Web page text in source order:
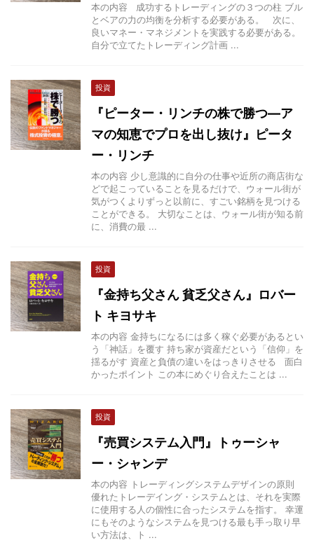
本の内容 成功するトレーディングの３つの柱 ブル
とベアの力の均衡を分析する必要がある。 次に、
良いマネー・マネジメントを実践する必要がある。
自分で立てたトレーディング計画 ...
投資
『ピーター・リンチの株で勝つ―ア
マの知恵でプロを出し抜け』ピータ
ー・リンチ
本の内容 少し意識的に自分の仕事や近所の商店街な
どで起こっていることを見るだけで、ウォール街が
気がつくよりずっと以前に、すごい銘柄を見つける
ことができる。 大切なことは、ウォール街が知る前
に、消費の最 ...
投資
『金持ち父さん 貧乏父さん』ロバー
ト キヨサキ
本の内容 金持ちになるには多く稼ぐ必要があるとい
う「神話」を覆す 持ち家が資産だという「信仰」を
揺るがす 資産と負債の違いをはっきりさせる 面白
かったポイント この本にめぐり合えたことは ...
投資
『売買システム入門』トゥーシャ
ー・シャンデ
本の内容 トレーディングシステムデザインの原則
優れたトレーデイング・システムとは、それを実際
に使用する人の個性に合ったシステムを指す。 幸運
にもそのようなシステムを見つける最も手っ取り早
い方法は、ト ...